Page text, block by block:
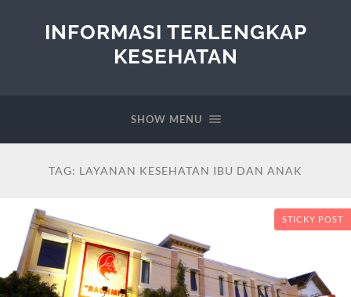
INFORMASI TERLENGKAP
KESEHATAN
SHOW MENU
TAG: LAYANAN KESEHATAN IBU DAN ANAK
STICKY POST